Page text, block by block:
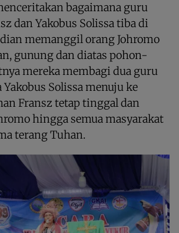
bagaimana guru
dan Yakobus Solissa tiba di
memanggil orang Johromo
gunung dan diatas pohon-
mereka membagi dua guru
Solissa menuju ke
Fransz tetap tinggal dan
hingga semua masyarakat
terang Tuhan.